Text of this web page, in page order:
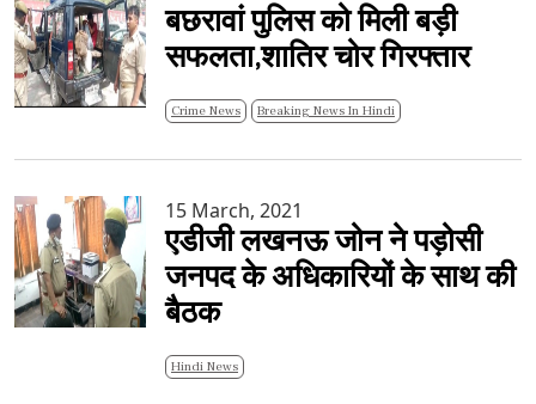
बछरावां पुलिस को मिली बड़ी
सफलता,शातिर चोर गिरफ्तार
Crime News Breaking News In Hindi
15 March, 2021
एडीजी लखनऊ जोन ने पड़ोसी
जनपद के अधिकारियों के साथ की
बैठक
Hindi News